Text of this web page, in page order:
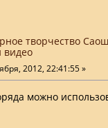
творчество
видео
2012, 22:41:55 »
можно